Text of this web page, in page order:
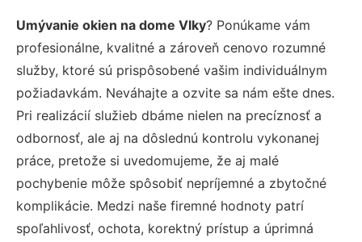
Umývanie okien na dome Vlky? Ponúkame vám
profesionálne, kvalitné a zároveň cenovo rozumné
služby, ktoré sú prispôsobené vašim individuálnym
požiadavkám. Neváhajte a ozvite sa nám ešte dnes.
Pri realizácií služieb dbáme nielen na precíznosť a
odbornosť, ale aj na dôslednú kontrolu vykonanej
práce, pretože si uvedomujeme, že aj malé
pochybenie môže spôsobiť nepríjemné a zbytočné
komplikácie. Medzi naše firemné hodnoty patrí
spoľahlivosť, ochota, korektný prístup a úprimná